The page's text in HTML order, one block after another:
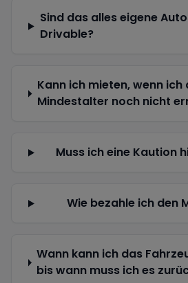
Sind das alles eigene
Drivable?
Kann ich mieten, wenn ich
Mindestalter noch nicht
Muss ich eine Kaution
Wie bezahle ich den
Wann kann ich das
bis wann muss ich es